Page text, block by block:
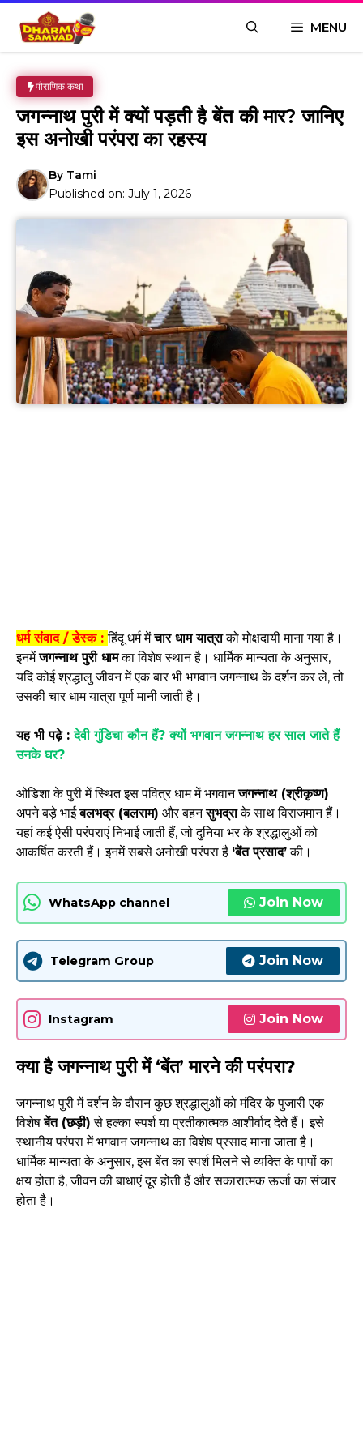
content
MENU
पौराणिक कथा
जगन्नाथ पुरी में क्यों पड़ती है बेंत की मार? जानिए
इस अनोखी परंपरा का रहस्य
By Tami
Published on: July 1, 2026
धर्म संवाद / डेस्क :हिंदू धर्म मेंचार धाम यात्राको मोक्षदायी माना गया है।
इनमेंजगन्नाथ पुरी धामका विशेष स्थान है। धार्मिक मान्यता के अनुसार,
यदि कोई श्रद्धालु जीवन में एक बार भी भगवान जगन्नाथ के दर्शन कर ले, तो
उसकी चार धाम यात्रा पूर्ण मानी जाती है।
यह भी पढ़े :देवी गुंडिचा कौन हैं? क्यों भगवान जगन्नाथ हर साल जाते हैं
उनके घर?
ओडिशा के पुरी में स्थित इस पवित्र धाम में भगवानजगन्नाथ (श्रीकृष्ण)
अपने बड़े भाईबलभद्र (बलराम) और बहनसुभद्राके साथ विराजमान हैं।
यहां कई ऐसी परंपराएं निभाई जाती हैं, जो दुनिया भर के श्रद्धालुओं को
आकर्षित करती हैं। इनमें सबसे अनोखी परंपरा है ‘बेंत प्रसाद’की।
WhatsApp channel Join Now
Telegram Group Join Now
Instagram Join Now
क्या है जगन्नाथ पुरी में ‘बेंत’ मारने की परंपरा?
जगन्नाथ पुरी में दर्शन के दौरान कुछ श्रद्धालुओं को मंदिर के पुजारी एक
विशेषबेंत (छड़ी) से हल्का स्पर्श या प्रतीकात्मक आशीर्वाद देते हैं। इसे
स्थानीय परंपरा में भगवान जगन्नाथ का विशेष प्रसाद माना जाता है।
धार्मिक मान्यता के अनुसार, इस बेंत का स्पर्श मिलने से व्यक्ति के पापों का
क्षय होता है, जीवन की बाधाएं दूर होती हैं और सकारात्मक ऊर्जा का संचार
होता है।